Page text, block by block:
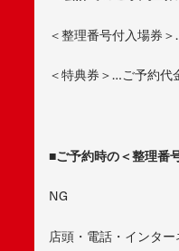
＜整理番号付入場券
＜特典券＞…ご予約代
■ご予約時の＜整理番
NG
店頭・電話・インタ